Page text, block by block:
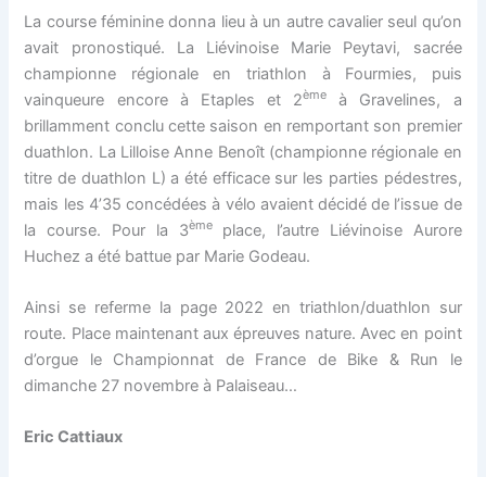
La course féminine donna lieu à un autre cavalier seul qu’on
avait pronostiqué. La Liévinoise Marie Peytavi, sacrée
championne régionale en triathlon à Fourmies, puis
vainqueure encore à Etaples et 2ème
à Gravelines, a
brillamment conclu cette saison en remportant son premier
duathlon. La Lilloise Anne Benoît (championne régionale en
titre de duathlon L) a été efficace sur les parties pédestres,
mais les 4’35 concédées à vélo avaient décidé de l’issue de
la course. Pour la 3èmeplace, l’autre Liévinoise Aurore
Huchez a été battue par Marie Godeau.
Ainsi se referme la page 2022 en triathlon/duathlon sur
route. Place maintenant aux épreuves nature. Avec en point
d’orgue le Championnat de France de Bike & Run le
dimanche 27 novembre à Palaiseau…
Eric Cattiaux